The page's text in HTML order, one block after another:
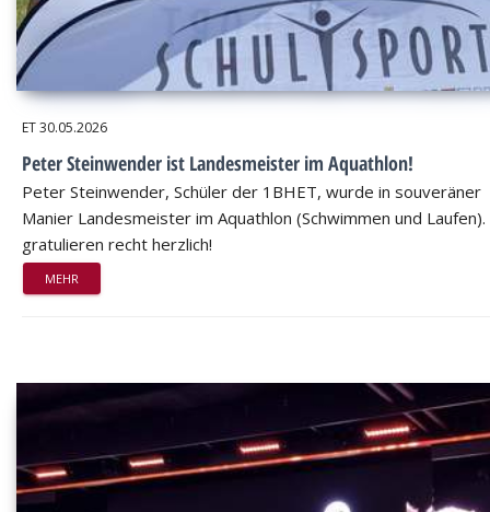
ET30.05.2026
Peter Steinwender ist Landesmeister im Aquathlon!
Peter Steinwender, Schüler der 1BHET, wurde in souveräner
Manier Landesmeister im Aquathlon (Schwimmen und Laufen).
gratulieren recht herzlich!
MEHR